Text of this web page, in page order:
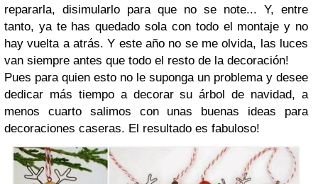
repararla, disimularlo para que no se note... Y, entre
tanto, ya te has quedado sola con todo el montaje y no
hay vuelta a atrás. Y este año no se me olvida, las luces
van siempre antes que todo el resto de la decoración!
Pues para quien esto no le suponga un problema y desee
dedicar más tiempo a decorar su árbol de navidad, a
menos cuarto salimos con unas buenas ideas para
decoraciones caseras. El resultado es fabuloso!